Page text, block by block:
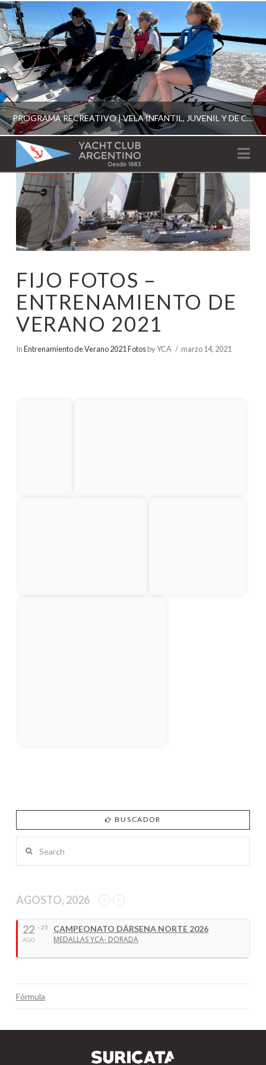
PROGRAMA RECREATIVO | VELA INFANTIL, JUVENIL Y DE CRUCERO 2026
YCA
ESCUELA RECREATIVA 2026
YACHT
CLUB
ARGENTINO
FIJO FOTOS –
ENTRENAMIENTO DE
VERANO 2021
InEntrenamiento de Verano 2021 Fotosby YCA marzo 14, 2021
BUSCADOR
AGOSTO, 2026
22
AGO
- 23
CAMPEONATO DÁRSENA NORTE 2026
MEDALLAS YCA- DORADA
Fórmula